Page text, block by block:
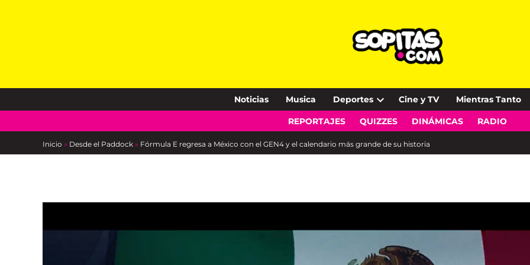
Noticias Musica Deportes
Open
dropdown
Cine y TV Mientras Tanto
REPORTAJES QUIZZES DINÁMICAS RADIO
Inicio » Desde el Paddock » Fórmula E regresa a México con el GEN4 y el calendario más grande de su historia